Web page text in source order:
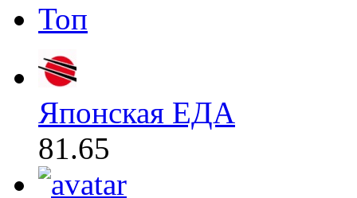
Топ
Японская ЕДА
81.65